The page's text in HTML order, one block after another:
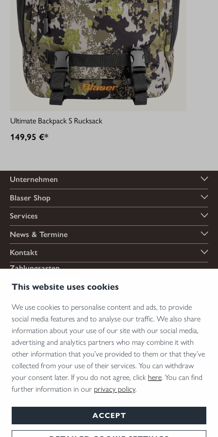
This website uses cookies
We use cookies to personalise content and ads, to provide
social media features and to analyse our traffic. We also share
information about your use of our site with our social media,
advertising and analytics partners who may combine it with
other information that you’ve provided to them or that they’ve
collected from your use of their services. You can withdraw
your consent later. If you do not agree, click here. You can find
further information in our privacy policy.
ACCEPT
Ultimate Backpack S Rucksack
149,95 €*
Unternehmen
Blaser Shop
Services
News & Termine
Kontakt
Zahlungsarten
Versandarten
*Abgabe von Waffen, wesentlichen Waffenteilen und Munition nur an Inhaber einer
Erwerbserlaubnis. Bitte beachten Sie die rechtlichen Hinweise zur Verwendung von